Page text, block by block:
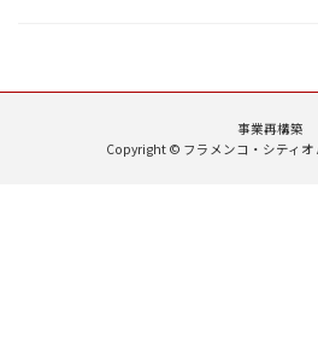
事業再構築
Copyright © フラメンコ・シティオ